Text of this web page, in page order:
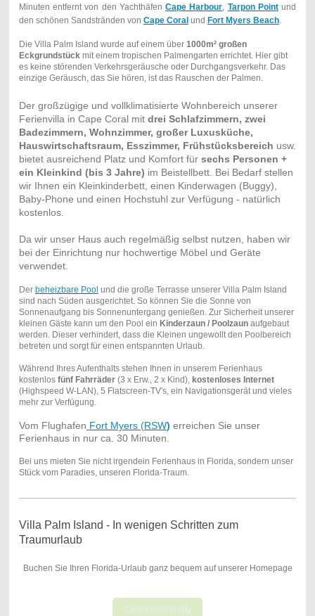
Minuten entfernt von den Yachthäfen Cape Harbour, Tarpon Point und
den schönen Sandstränden von Cape Coral und Fort Myers Beach.
Die Villa Palm Island wurde auf einem über 1000m² großen
Eckgrundstückmit einem tropischen Palmengarten errichtet. Hier gibt
es keine störenden Verkehrsgeräusche oder Durchgangsverkehr. Das
einzige Geräusch, das Sie hören, ist das Rauschen der Palmen.
Der großzügige und vollklimatisierte Wohnbereich unserer
Ferienvilla in Cape Coral mit drei Schlafzimmern, zwei
Badezimmern, Wohnzimmer, großer Luxusküche,
Hauswirtschaftsraum, Esszimmer, Frühstücksbereich usw.
bietet ausreichend Platz und Komfort für sechs Personen +
ein Kleinkind (bis 3 Jahre) im Beistellbett. Bei Bedarf stellen
wir Ihnen ein Kleinkinderbett, einen Kinderwagen (Buggy),
Baby-Phone und einen Hochstuhl zur Verfügung - natürlich
kostenlos.
Da wir unser Haus auch regelmäßig selbst nutzen, haben wir
bei der Einrichtung nur hochwertige Möbel und Geräte
verwendet.
Der beheizbare Pool und die große Terrasse unserer Villa Palm Island
sind nach Süden ausgerichtet. So können Sie die Sonne von
Sonnenaufgang bis Sonnenuntergang genießen. Zur Sicherheit unserer
kleinen Gäste kann um den Pool ein Kinderzaun / Poolzaunaufgebaut
werden. Dieser verhindert, dass die Kleinen ungewollt den Poolbereich
betreten und sorgt für einen entspannten Urlaub.
Während Ihres Aufenthalts stehen Ihnen in unserem Ferienhaus
kostenlos fünf Fahrräder(3 x Erw., 2 x Kind), kostenloses Internet
(Highspeed W-LAN), 5 Flatscreen-TV's, ein Navigationsgerät und vieles
mehr zur Verfügung.
Vom Flughafen Fort Myers (RSW) erreichen Sie unser
Ferienhaus in nur ca. 30 Minuten.
Bei uns mieten Sie nicht irgendein Ferienhaus in Florida, sondern unser
Stück vom Paradies, unseren Florida-Traum.
Villa Palm Island - In wenigen Schritten zum
Traumurlaub
Buchen Sie Ihren Florida-Urlaub ganz bequem auf unserer Homepage
Check Availability